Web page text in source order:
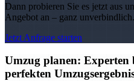
Dann probieren Sie es jetzt aus
Angebot an – ganz unverbindlich.
Jetzt Anfrage starten
Umzug planen: Experten
perfekten